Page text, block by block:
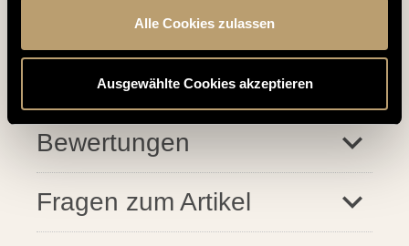
Alle Cookies zulassen
Ausgewählte Cookies akzeptieren
Hinweise & Downloads
Lieferumfang
Bewertungen santosgrills-
Fragen zum Artikel
santosgrills-